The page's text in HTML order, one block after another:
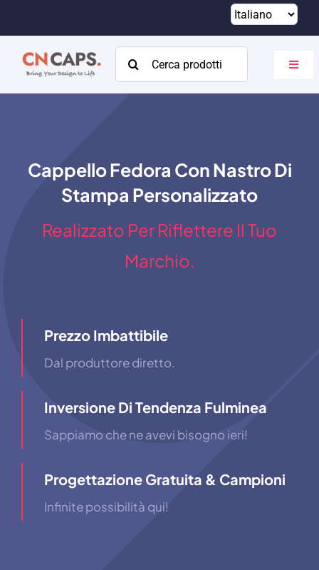
contenuto
Cercare:
Catalogare
Cappello Fedora Con Nastro Di
Stampa Personalizzato
Realizzato Per Riflettere Il Tuo
Marchio.
Prezzo Imbattibile
Dal produttore diretto.
Inversione Di Tendenza Fulminea
Sappiamo che ne avevi bisogno ieri!
Progettazione Gratuita & Campioni
Infinite possibilità qui!